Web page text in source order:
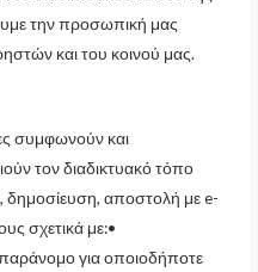
την προσωπική μας
και του κοινού μας.
συμφωνούν και
τον διαδικτυακό τόπο
αποστολή με e-
σχετικά με:•
για οποιοδήποτε